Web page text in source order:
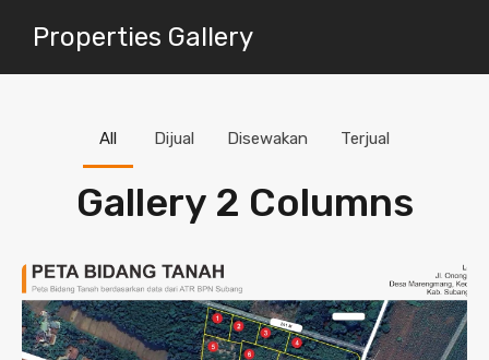
Properties Gallery
Gallery 2 Columns
All Dijual Disewakan Terjual